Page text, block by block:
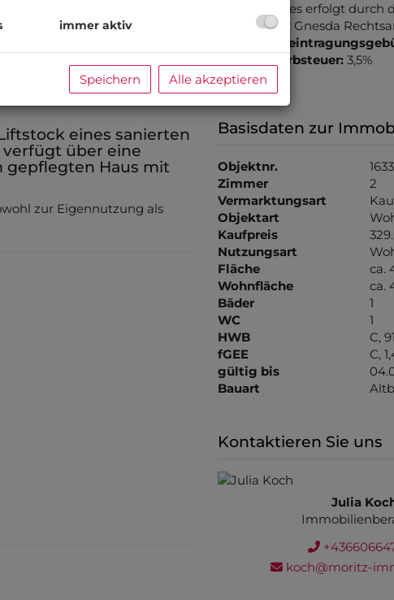
eines sanierten
verfügt über eine
gepflegten Haus mit
zur Eigennutzung als
Kaufvertrages erfolgt durch
Tiefenthaler Gnesda
Grunderwerbsteuer: 3,5%
Basisdaten zur
Objektnr.
Zimmer
2
Vermarktungsart
Objektart
Kaufpreis
Nutzungsart
Fläche
ca.
Wohnfläche ca.
Bäder
1
WC
1
HWB
C,
fGEE
C,
gültig bis
Bauart
Kontaktieren Sie uns
Julia
koch@moritz-
immer aktiv
Speichern Alle akzeptieren